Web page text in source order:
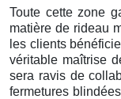
Toute cette zone
matière de rideau
les clients
véritable maîtrise
sera ravis de
fermetures